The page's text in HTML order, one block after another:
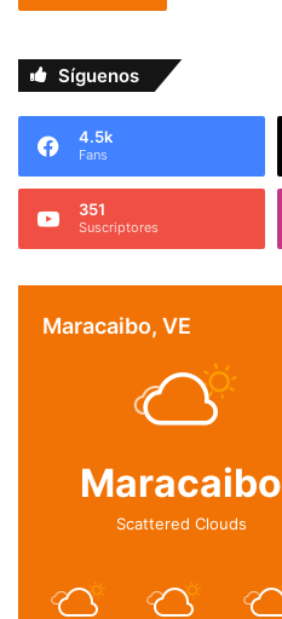
Síguenos
4.5k
Fans
351
Suscriptores
Maracaibo, VE
Maracaibo
Scattered Clouds